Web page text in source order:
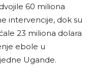
60 miliona
intervencije, dok su
23 miliona dolara
ebole u
Ugande.